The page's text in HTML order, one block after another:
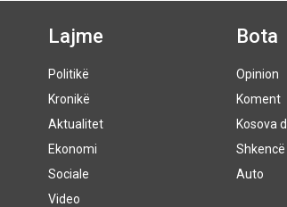
Lajme
Politikë
Kronikë
Aktualitet
Ekonomi
Sociale
Video
Bota
Opinion
Koment
Kosova
Auto